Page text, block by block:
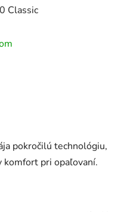
Classic
pokročilú technológiu,
komfort pri opaľovaní.